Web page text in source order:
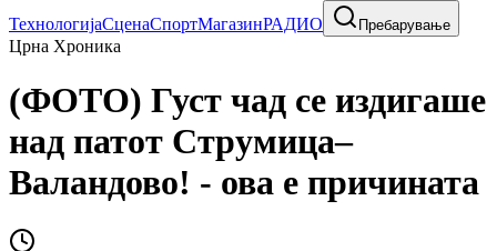
ТехнологијаСценаСпортМагазинРАДИО Пребарување
Црна Хроника
(ФОТО) Густ чад се издигаше
над патот Струмица–
Валандово! - ова е причината